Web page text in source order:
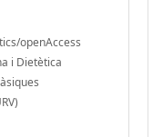
openAccess
i Dietètica